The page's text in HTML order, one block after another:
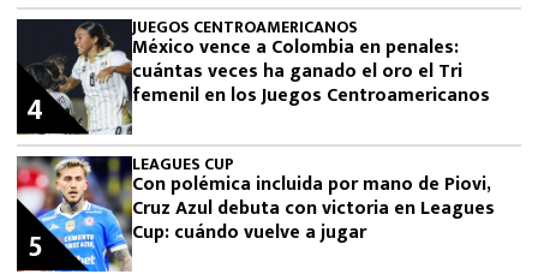
JUEGOS CENTROAMERICANOS
México vence a Colombia en penales:
cuántas veces ha ganado el oro el Tri
femenil en los Juegos Centroamericanos
4
LEAGUES CUP
Con polémica incluida por mano de Piovi,
Cruz Azul debuta con victoria en Leagues
Cup: cuándo vuelve a jugar
5